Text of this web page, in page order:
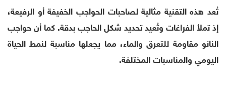
تُعد هذه التقنية مثالية لصاحبات الحواجب الخفيفة أو الرفيعة،
إذ تملأ الفراغات وتُعيد تحديد شكل الحاجب بدقة. كما أن حواجب
النانو مقاومة للتعرق والماء، مما يجعلها مناسبة لنمط الحياة
اليومي والمناسبات المختلفة.